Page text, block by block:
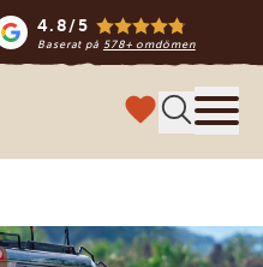
4.8/5
Baserat på 578+ omdömen